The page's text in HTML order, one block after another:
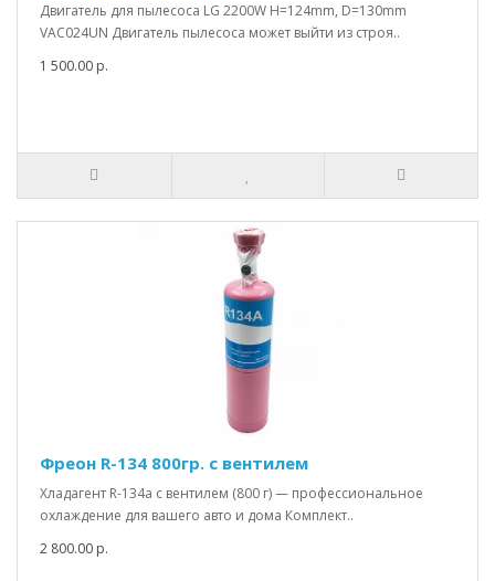
Двигатель для пылесоса LG 2200W H=124mm, D=130mm
VAC024UN Двигатель пылесоса может выйти из строя..
1 500.00 р.
Фреон R-134 800гр. с вентилем
Хладагент R-134a с вентилем (800 г) — профессиональное
охлаждение для вашего авто и дома Комплект..
2 800.00 р.